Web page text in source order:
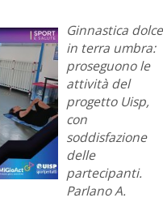
Ginnastica dolce
in terra umbra:
proseguono le
attività del
progetto Uisp,
con
soddisfazione
delle
partecipanti.
Parlano A.